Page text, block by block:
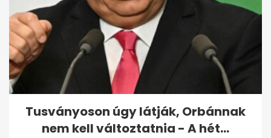
Farkasházi Réka előtt kezdtek
ki a férjével
Tusványoson úgy látják, Orbánnak
nem kell változtatnia - A hét...